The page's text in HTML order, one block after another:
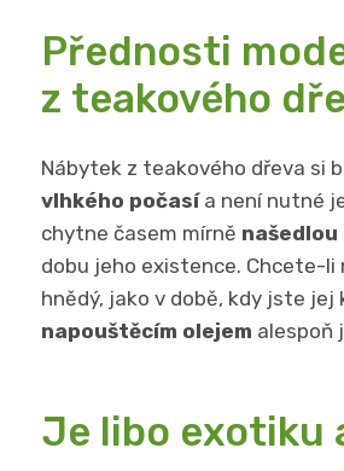
Přednosti
z teakového
Nábytek z teakového dřeva si
vlhkého počasía není nutné
chytne časem mírně
dobu jeho existence. Chcete-
hnědý, jako v době, kdy jste
napouštěcím olejem alespoň
Je libo exotiku